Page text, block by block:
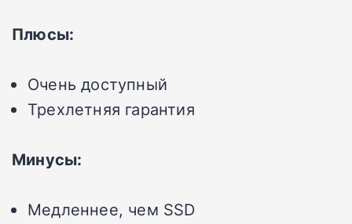
Плюсы:
Очень доступный
Трехлетняя гарантия
Минусы:
Медленнее, чем SSD